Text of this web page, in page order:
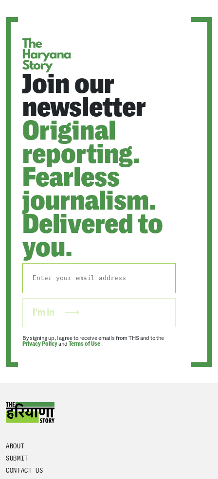
Join our
newsletter
Original
reporting.
Fearless
journalism.
Delivered to
you.
I'm in
By signing up, I agree to receive emails from THS and to the
Privacy Policyand Terms of Use .
ABOUT
SUBMIT
CONTACT US